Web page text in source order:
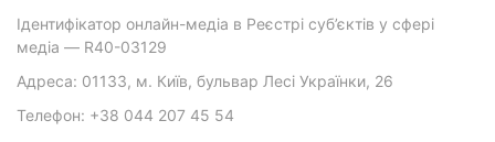
Ідентифікатор онлайн-медіа в Реєстрі суб’єктів у сфері
медіа — R40-03129
Адреса: 01133, м. Київ, бульвар Лесі Українки, 26
Телефон: +38 044 207 45 54